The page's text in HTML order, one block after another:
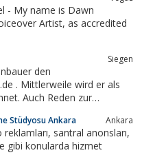
- My name is Dawn
as accredited
Siegen
den
. Mittlerweile wird er als
Auch Reden zur
Beispiele sind auf
sich von der Qualität des...
Stüdyosu Ankara Ankara